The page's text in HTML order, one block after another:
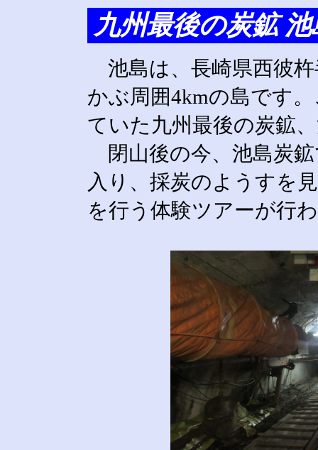
九州最後の炭鉱
池島は、長崎県西彼杵
かぶ周囲4kmの島です
ていた九州最後の炭鉱
閉山後の今、池島炭
入り、採炭のようすを
を行う体験ツアーが行